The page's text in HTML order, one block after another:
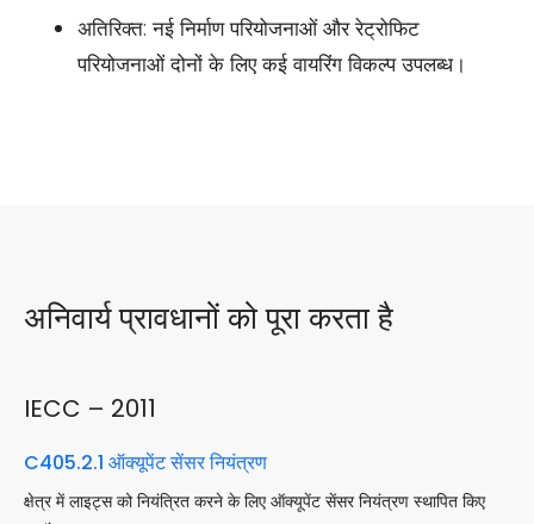
अतिरिक्त: नई निर्माण परियोजनाओं और रेट्रोफिट
परियोजनाओं दोनों के लिए कई वायरिंग विकल्प उपलब्ध।
अनिवार्य प्रावधानों को पूरा करता है
IECC – 2011
C405.2.1 ऑक्यूपेंट सेंसर नियंत्रण
क्षेत्र में लाइट्स को नियंत्रित करने के लिए ऑक्यूपेंट सेंसर नियंत्रण स्थापित किए